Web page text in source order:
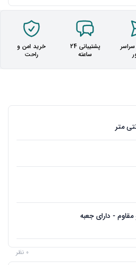
پشتیبانی 24
ساعته
خرید امن و
راحت
- دارای جعبه
0 نظر